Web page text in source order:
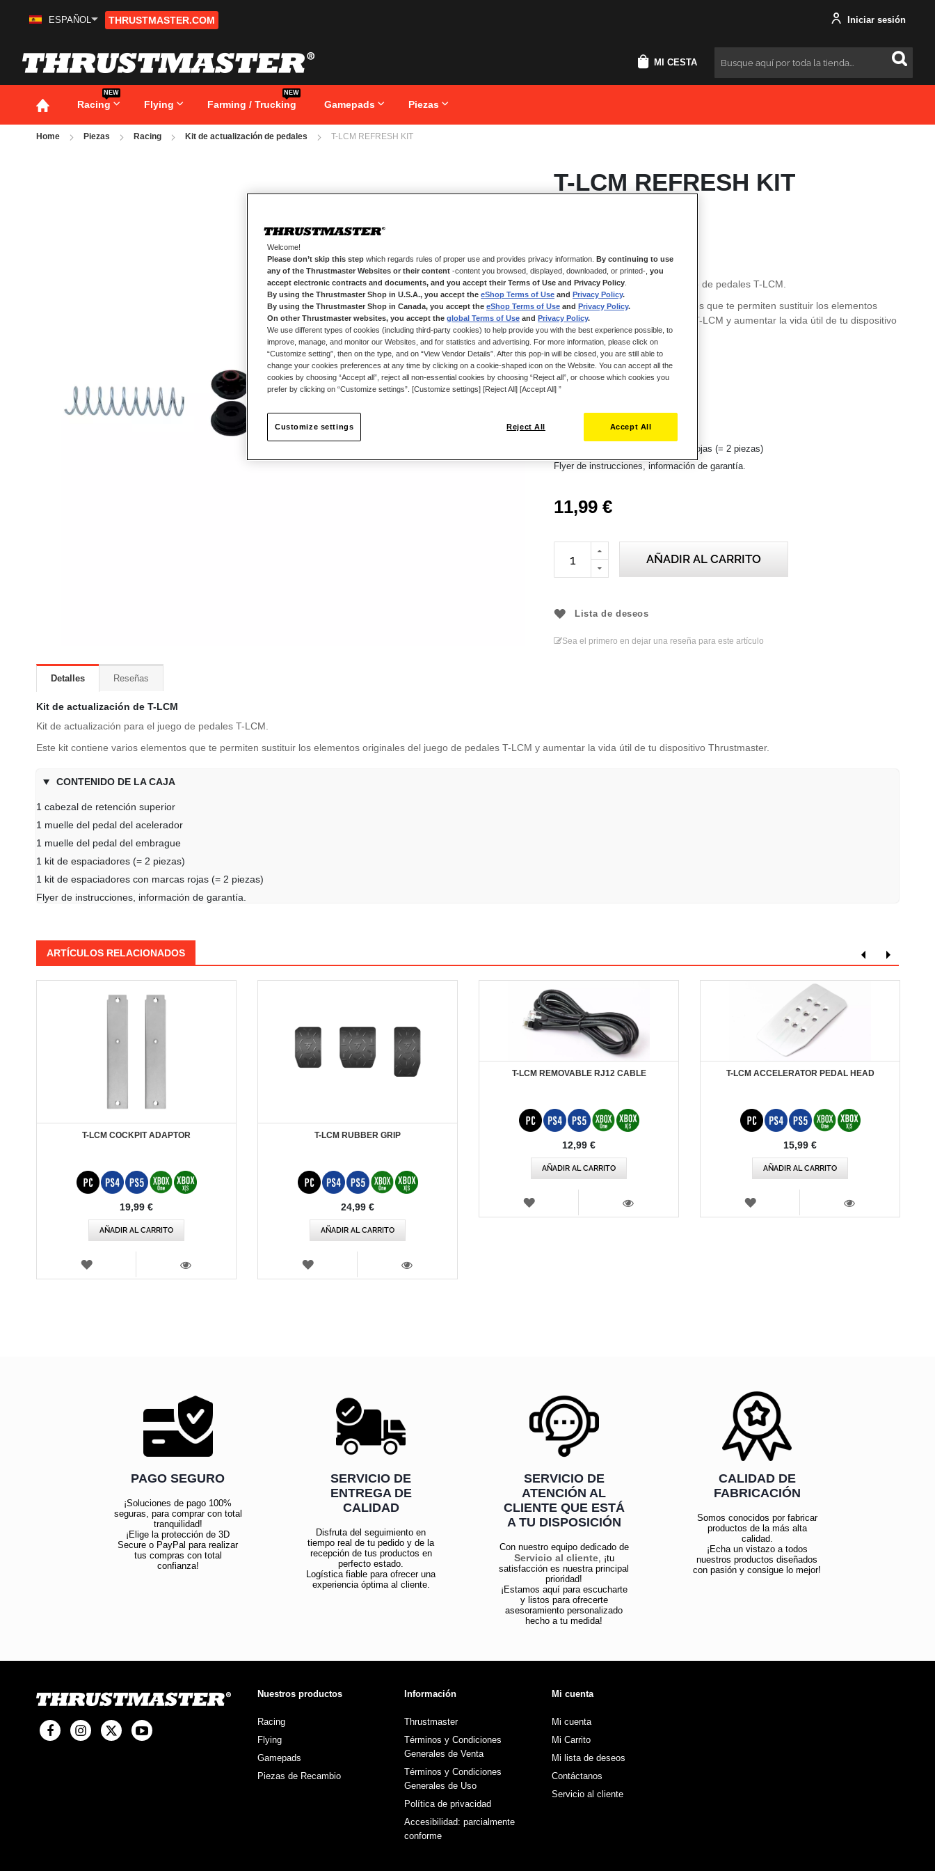
ESPAÑOL THRUSTMASTER.COM Iniciar sesión
MI CESTA Buscar
Racing
NEW
Flying Farming / Trucking
NEW
Gamepads Piezas
Home Piezas Racing Kit de actualización de pedales T-LCM REFRESH KIT
comienzo
de
T-LCM REFRESH KIT
Kit de actualización de T-LCM
Kit de actualización para el juego de pedales T-LCM.
Este kit contiene varios elementos que te permiten sustituir los elementos
originales del juego de pedales T-LCM y aumentar la vida útil de tu dispositivo
Thrustmaster.
CONTENIDO DE LA CAJA
1 cabezal de retención superior
1 muelle del pedal del acelerador
1 muelle del pedal del embrague
1 kit de espaciadores (= 2 piezas)
1 kit de espaciadores con marcas rojas (= 2 piezas)
Flyer de instrucciones, información de garantía.
11,99 €
AÑADIR AL CARRITO
Lista de deseos
Sea el primero en dejar una reseña para este artículo
Detalles
Kit de actualización de T-LCM
Kit de actualización para el juego de pedales T-LCM.
Este kit contiene varios elementos que te permiten sustituir los elementos originales del juego de pedales T-LCM y aumentar la vida útil de tu dispositivo Thrustmaster.
CONTENIDO DE LA CAJA
1 cabezal de retención superior
1 muelle del pedal del acelerador
1 muelle del pedal del embrague
1 kit de espaciadores (= 2 piezas)
1 kit de espaciadores con marcas rojas (= 2 piezas)
Flyer de instrucciones, información de garantía.
Reseñas
ARTÍCULOS RELACIONADOS
T-LCM COCKPIT ADAPTOR
19,99 €
AÑADIR AL CARRITO
LISTA
VISTA
T-LCM RUBBER GRIP
24,99 €
AÑADIR AL CARRITO
LISTA
VISTA
T-LCM REMOVABLE RJ12 CABLE
12,99 €
AÑADIR AL CARRITO
LISTA
T-LCM ACCELERATOR PEDAL HEAD
15,99 €
AÑADIR AL CARRITO
LISTA
VISTA
PAGO SEGURO
¡Soluciones de pago 100%
seguras, para comprar con total
tranquilidad!
¡Elige la protección de 3D
Secure o PayPal para realizar
tus compras con total
confianza!
SERVICIO DE
ENTREGA DE
CALIDAD
Disfruta del seguimiento en
tiempo real de tu pedido y de la
recepción de tus productos en
perfecto estado.
Logística fiable para ofrecer una
experiencia óptima al cliente.
SERVICIO DE
ATENCIÓN AL
CLIENTE QUE ESTÁ
A TU DISPOSICIÓN
Con nuestro equipo dedicado de
Servicio al cliente, ¡tu
satisfacción es nuestra principal
prioridad!
¡Estamos aquí para escucharte
y listos para ofrecerte
asesoramiento personalizado
hecho a tu medida!
CALIDAD DE
FABRICACIÓN
Somos conocidos por fabricar
productos de la más alta
calidad.
¡Echa un vistazo a todos
nuestros productos diseñados
con pasión y consigue lo mejor!
Nuestros productos
Racing
Flying
Gamepads
Piezas de Recambio
Información
Thrustmaster
Términos y Condiciones
Generales de Venta
Términos y Condiciones
Generales de Uso
Política de privacidad
Accesibilidad: parcialmente
conforme
Mi cuenta
Mi cuenta
Mi Carrito
Mi lista de deseos
Contáctanos
Servicio al cliente
Welcome!
Please don’t skip this step which regards rules of proper use and provides privacy information. By continuing to use
any of the Thrustmaster Websites or their content -content you browsed, displayed, downloaded, or printed-, you
accept electronic contracts and documents, and you accept their Terms of Use and Privacy Policy
By using the Thrustmaster Shop in U.S.A., you accept the eShop Terms of Use and Privacy Policy.
By using the Thrustmaster Shop in Canada, you accept the eShop Terms of Use and Privacy Policy.
On other Thrustmaster websites, you accept the global Terms of Use and Privacy Policy.
We use different types of cookies (including third-party cookies) to help provide you with the best experience possible, to
improve, manage, and monitor our Websites, and for statistics and advertising. For more information, please click on
“Customize setting”, then on the type, and on “View Vendor Details”. After this pop-in will be closed, you are still able to
change your cookies preferences at any time by clicking on a cookie-shaped icon on the Website. You can accept all the
cookies by choosing “Accept all”, reject all non-essential cookies by choosing “Reject all”, or choose which cookies you
prefer by clicking on “Customize settings”. [Customize settings] [Reject All] [Accept All] ”
Reject All Accept All
Customize settings